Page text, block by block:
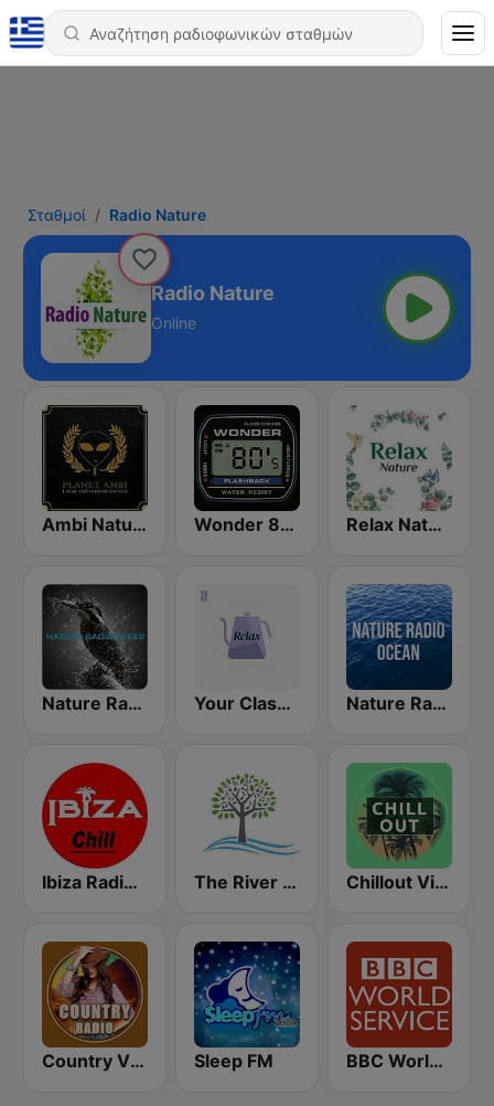
Σταθμοί Radio Nature
Radio Nature
Online
Ambi Nature Radio Wonder 80's Relax Nature
Nature Radio Sleep Your Classical Relax Nature Radio Ocean
Ibiza Radios - Chill The River of Calm Chillout Vibes
Country Vibes Sleep FM BBC World Service